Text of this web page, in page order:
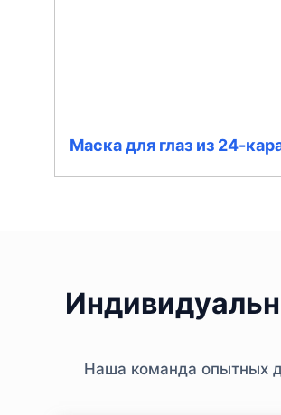
Маска для глаз из 24-
Наша команда опытных